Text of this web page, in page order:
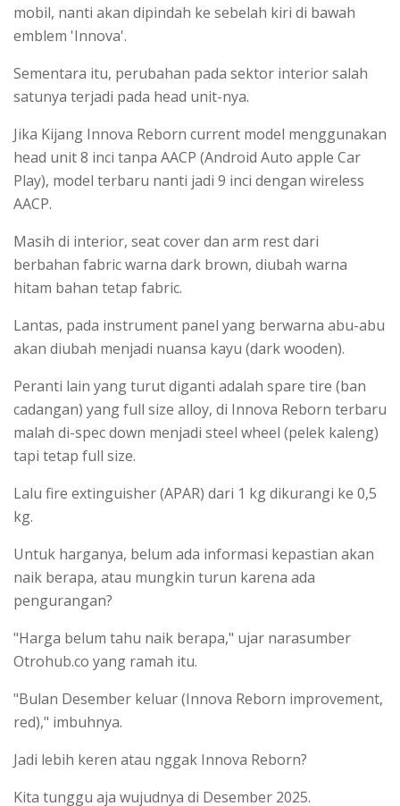
mobil, nanti akan dipindah ke sebelah kiri di bawah
emblem 'Innova'.
Sementara itu, perubahan pada sektor interior salah
satunya terjadi pada head unit-nya.
Jika Kijang Innova Reborn current model menggunakan
head unit 8 inci tanpa AACP (Android Auto apple Car
Play), model terbaru nanti jadi 9 inci dengan wireless
AACP.
Masih di interior, seat cover dan arm rest dari
berbahan fabric warna dark brown, diubah warna
hitam bahan tetap fabric.
Lantas, pada instrument panel yang berwarna abu-abu
akan diubah menjadi nuansa kayu (dark wooden).
Peranti lain yang turut diganti adalah spare tire (ban
cadangan) yang full size alloy, di Innova Reborn terbaru
malah di-spec down menjadi steel wheel (pelek kaleng)
tapi tetap full size.
Lalu fire extinguisher (APAR) dari 1 kg dikurangi ke 0,5
kg.
Untuk harganya, belum ada informasi kepastian akan
naik berapa, atau mungkin turun karena ada
pengurangan?
"Harga belum tahu naik berapa," ujar narasumber
Otrohub.co yang ramah itu.
"Bulan Desember keluar (Innova Reborn improvement,
red)," imbuhnya.
Jadi lebih keren atau nggak Innova Reborn?
Kita tunggu aja wujudnya di Desember 2025.